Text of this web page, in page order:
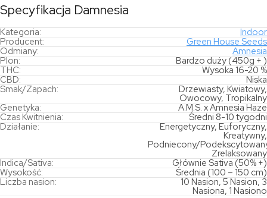
Specyfikacja Damnesia
Kategoria:
Indoor
Producent:
Green House Seeds
Odmiany:
Amnesia
Plon:
Bardzo duży (450g + )
THC:
Wysoka 16-20 %
CBD:
Niska
Smak/Zapach:
Drzewiasty, Kwiatowy,
Owocowy, Tropikalny
Genetyka:
A.M.S. x Amnesia Haze
Czas Kwitnienia:
Średni 8-10 tygodni
Działanie:
Energetyczny, Euforyczny,
Kreatywny,
Podniecony/
Zrelaksowany
Indica/Sativa:
Głównie Sativa (50% +)
Wysokość:
Średnia (100 – 150 cm)
Liczba nasion:
10 Nasion, 5 Nasion, 3
Nasiona, 1 Nasiono